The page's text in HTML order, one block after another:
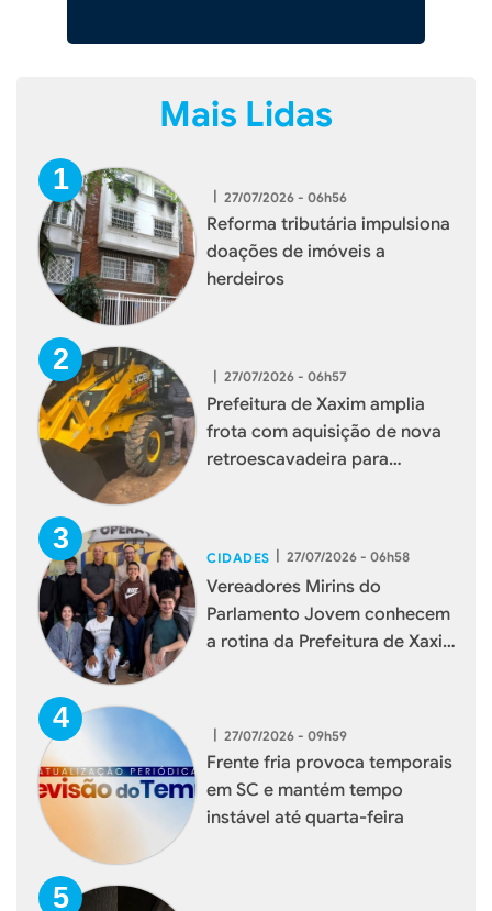
Mais Lidas
| 27/07/2026 - 06h56
Reforma tributária impulsiona
doações de imóveis a
herdeiros
| 27/07/2026 - 06h57
Prefeitura de Xaxim amplia
frota com aquisição de nova
retroescavadeira para
CIDADES | 27/07/2026 - 06h58
Vereadores Mirins do
Parlamento Jovem conhecem
a rotina da Prefeitura de Xaxim
| 27/07/2026 - 09h59
Frente fria provoca temporais
em SC e mantém tempo
instável até quarta-feira